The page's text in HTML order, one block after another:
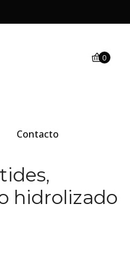
0
Contacto
hidrolizado